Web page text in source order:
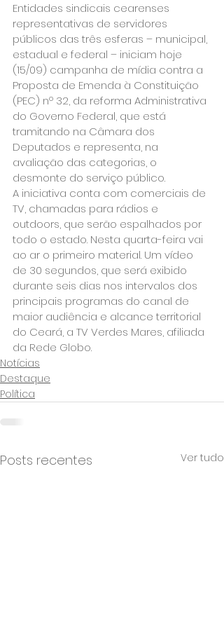
Entidades sindicais cearenses
representativas de servidores
públicos das três esferas – municipal,
estadual e federal – iniciam hoje
(15/09) campanha de mídia contra a
Proposta de Emenda à Constituição
(PEC) nº 32, da reforma Administrativa
do Governo Federal, que está
tramitando na Câmara dos
Deputados e representa, na
avaliação das categorias, o
desmonte do serviço público.
A iniciativa conta com comerciais de
TV, chamadas para rádios e
outdoors, que serão espalhados por
todo o estado. Nesta quarta-feira vai
ao ar o primeiro material. Um vídeo
de 30 segundos, que será exibido
durante seis dias nos intervalos dos
principais programas do canal de
maior audiência e alcance territorial
do Ceará, a TV Verdes Mares, afiliada
da Rede Globo.
Notícias
Destaque
Política
Posts recentes Ver tudo